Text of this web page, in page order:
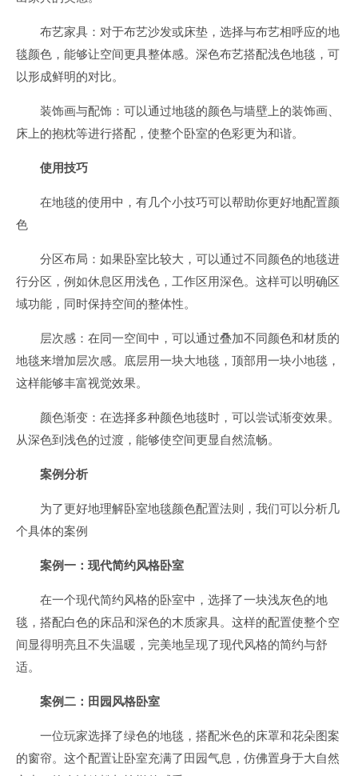
布艺家具：对于布艺沙发或床垫，选择与布艺相呼应的地
毯颜色，能够让空间更具整体感。深色布艺搭配浅色地毯，可
以形成鲜明的对比。
装饰画与配饰：可以通过地毯的颜色与墙壁上的装饰画、
床上的抱枕等进行搭配，使整个卧室的色彩更为和谐。
使用技巧
在地毯的使用中，有几个小技巧可以帮助你更好地配置颜
色
分区布局：如果卧室比较大，可以通过不同颜色的地毯进
行分区，例如休息区用浅色，工作区用深色。这样可以明确区
域功能，同时保持空间的整体性。
层次感：在同一空间中，可以通过叠加不同颜色和材质的
地毯来增加层次感。底层用一块大地毯，顶部用一块小地毯，
这样能够丰富视觉效果。
颜色渐变：在选择多种颜色地毯时，可以尝试渐变效果。
从深色到浅色的过渡，能够使空间更显自然流畅。
案例分析
为了更好地理解卧室地毯颜色配置法则，我们可以分析几
个具体的案例
案例一：现代简约风格卧室
在一个现代简约风格的卧室中，选择了一块浅灰色的地
毯，搭配白色的床品和深色的木质家具。这样的配置使整个空
间显得明亮且不失温暖，完美地呈现了现代风格的简约与舒
适。
案例二：田园风格卧室
一位玩家选择了绿色的地毯，搭配米色的床罩和花朵图案
的窗帘。这个配置让卧室充满了田园气息，仿佛置身于大自然